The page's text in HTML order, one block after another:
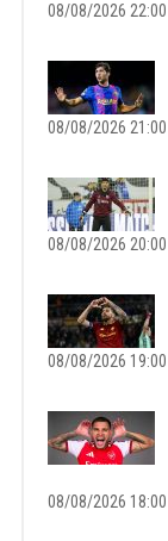
08/08/2026 22:00
08/08/2026 21:00
08/08/2026 20:00
08/08/2026 19:00
08/08/2026 18:00